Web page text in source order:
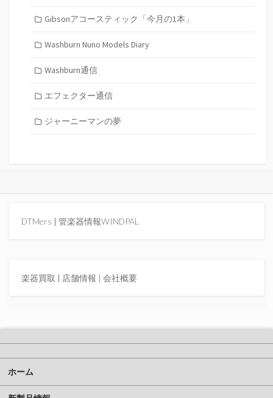
Gibsonアコースティック「今月の1本」
Washburn Nuno Models Diary
Washburn通信
エフェクター通信
ジャーニーマンの夢
DTMers | 管楽器情報WINDPAL
楽器買取 | 店舗情報 | 会社概要
ホーム